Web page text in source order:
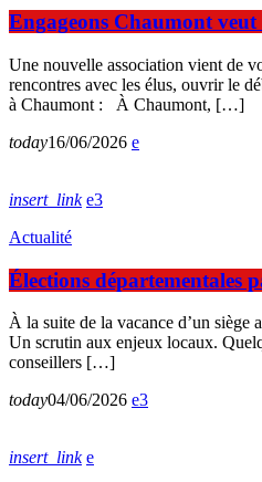
Engageons Chaumont
Une nouvelle association vient de
rencontres avec les élus, ouvrir le
à Chaumont : À Chaumont, […]
today16/06/2026
insert_link
3
Actualité
Élections départementales
À la suite de la vacance d’un siège
Un scrutin aux enjeux locaux.
conseillers […]
today04/06/2026 3
insert_link